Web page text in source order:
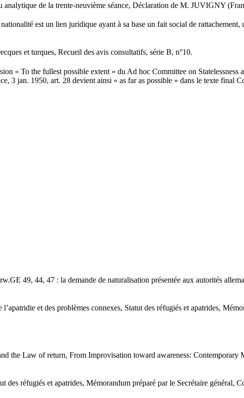
analytique de la trente-neuvième séance, Déclaration de M. JUVIGNY
est un lien juridique ayant à sa base un fait social de rattachement,
et turques, Recueil des avis consultatifs, série B, n°10.
« To the fullest possible extent » du Ad hoc Committee on Statelessness
3 jan. 1950, art. 28 devient ainsi « as far as possible » dans le texte
49, 44, 47 : la demande de naturalisation présentée aux autorités
et des problèmes connexes, Statut des réfugiés et apatrides,
the Law of return, From Improvisation toward awareness:
des réfugiés et apatrides, Mémorandum préparé par le Secrétaire général,